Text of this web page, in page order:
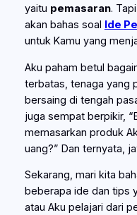
yaitu pemasaran.
akan bahas soal
Ide
untuk Kamu yang
Aku paham betul
terbatas, tenaga yang
bersaing di tengah
juga sempat berpikir,
memasarkan produk
uang?” Dan ternyata,
Sekarang, mari kita
beberapa ide dan tips
atau Aku pelajari dari